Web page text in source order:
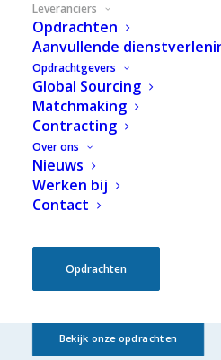
Leveranciers
Opdrachten
Aanvullende
Opdrachtgevers
Global Sourcing
Matchmaking
Contracting
Over ons
Nieuws
Werken bij
Contact
Opdrachten
Opdrachten
Iedere dag staan we voor
beste IT-professionals te
opdrachten. Dit doen wij
partners en leveranciers.
ervaring en motivatie. Zo
teams.
Bekijk onze opdrachten